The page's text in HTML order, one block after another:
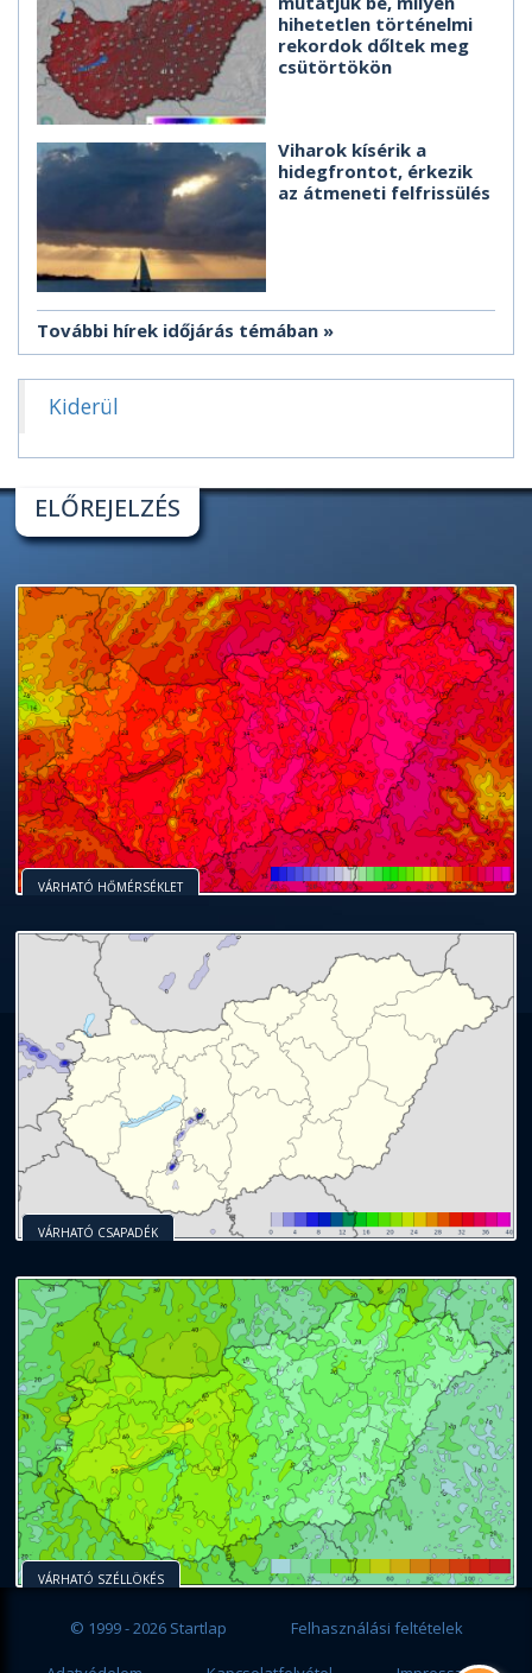
hihetetlen történelmi
rekordok dőltek meg
csütörtökön
Viharok kísérik a
hidegfrontot, érkezik
az átmeneti felfrissülés
További hírek időjárás témában
Kiderül
ELŐREJELZÉS
VÁRHATÓ HŐMÉRSÉKLET
VÁRHATÓ CSAPADÉK
VÁRHATÓ SZÉLLÖKÉS
© 1999 - 2026 Startlap Felhasználási feltételek